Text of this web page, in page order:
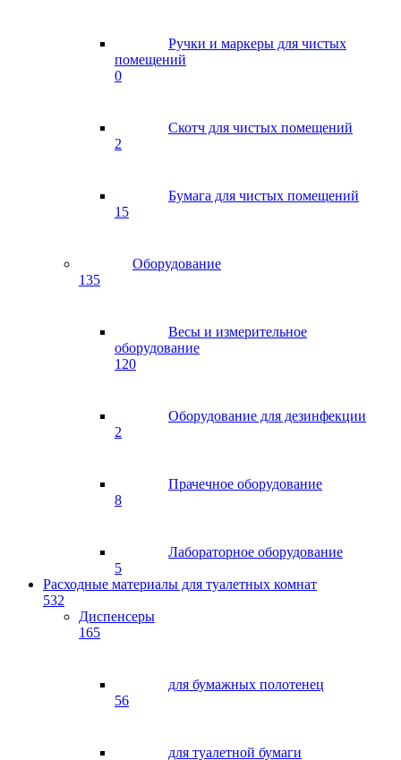
Ручки и маркеры для чистых
помещений
0
Скотч для чистых помещений
2
Бумага для чистых помещений
15
Оборудование
135
Весы и измерительное
оборудование
120
Оборудование для дезинфекции
2
Прачечное оборудование
8
Лабораторное оборудование
5
Расходные материалы для туалетных комнат
532
Диспенсеры
165
для бумажных полотенец
56
для туалетной бумаги